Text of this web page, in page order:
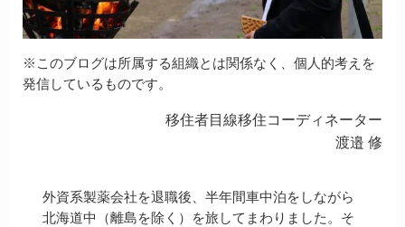
※このブログは所属する組織とは関係なく、個人的考えを
発信しているものです。
移住者目線移住コーディネーター
渡邉 修
外資系製薬会社を退職後、半年間車中泊をしながら
北海道中（離島を除く）を旅してまわりました。そ